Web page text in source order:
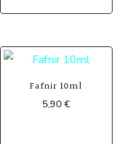
Les
options
peuvent
être
Fafnir 10ml
5,90€